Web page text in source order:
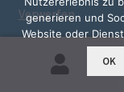
Verwerfen
Orig. Mercedes G-
generieren und
Website oder
OK